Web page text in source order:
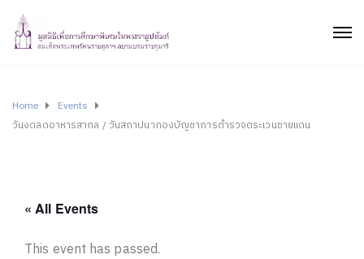
Home
Events
วันงดลดอาหารสากล / วันสถาปนากองบัญชาการตำรวจตระเวนชายแดน
« All Events
This event has passed.